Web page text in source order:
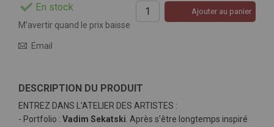
En stock Ajouter au panier
M’avertir quand le prix baisse
Email
DESCRIPTION DU PRODUIT
ENTREZ DANS L’ATELIER DES ARTISTES :
- Portfolio : Vadim Sekatski . Après s’être longtemps inspiré